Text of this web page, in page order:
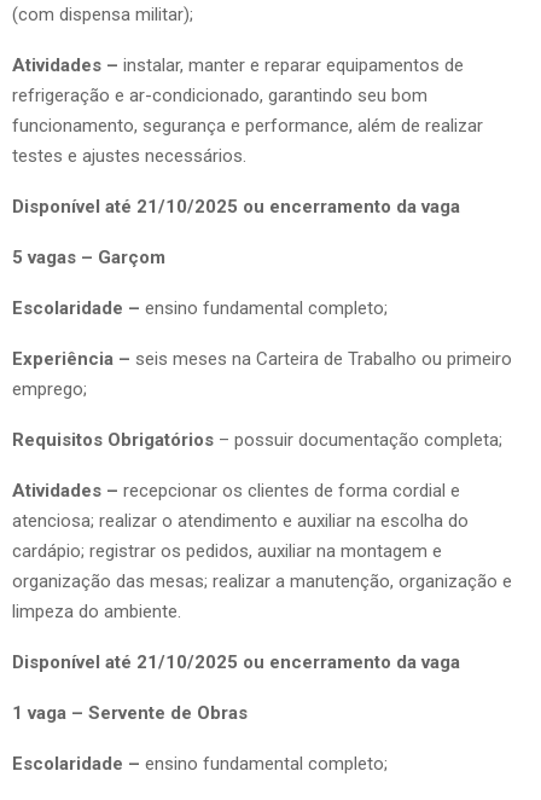
(com dispensa militar);
Atividades – instalar, manter e reparar equipamentos de
refrigeração e ar-condicionado, garantindo seu bom
funcionamento, segurança e performance, além de realizar
testes e ajustes necessários.
Disponível até 21/10/2025 ou encerramento da vaga
5 vagas – Garçom
Escolaridade – ensino fundamental completo;
Experiência – seis meses na Carteira de Trabalho ou primeiro
emprego;
Requisitos Obrigatórios – possuir documentação completa;
Atividades – recepcionar os clientes de forma cordial e
atenciosa; realizar o atendimento e auxiliar na escolha do
cardápio; registrar os pedidos, auxiliar na montagem e
organização das mesas; realizar a manutenção, organização e
limpeza do ambiente.
Disponível até 21/10/2025 ou encerramento da vaga
1 vaga – Servente de Obras
Escolaridade – ensino fundamental completo;